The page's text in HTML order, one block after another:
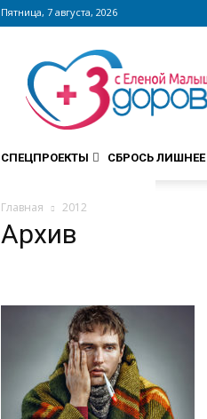
Пятница, 7 августа, 2026
Сайт
zdorovieinfo.ru
крупнейший
медицинский
интернет-
СПЕЦПРОЕКТЫ СБРОСЬ ЛИШНЕЕ
Главная 2012
Архив